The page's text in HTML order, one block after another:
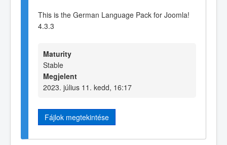
This is the German Language Pack for Joomla!
4.3.3
Maturity
Stable
Megjelent
2023. július 11. kedd, 16:17
Fájlok megtekintése